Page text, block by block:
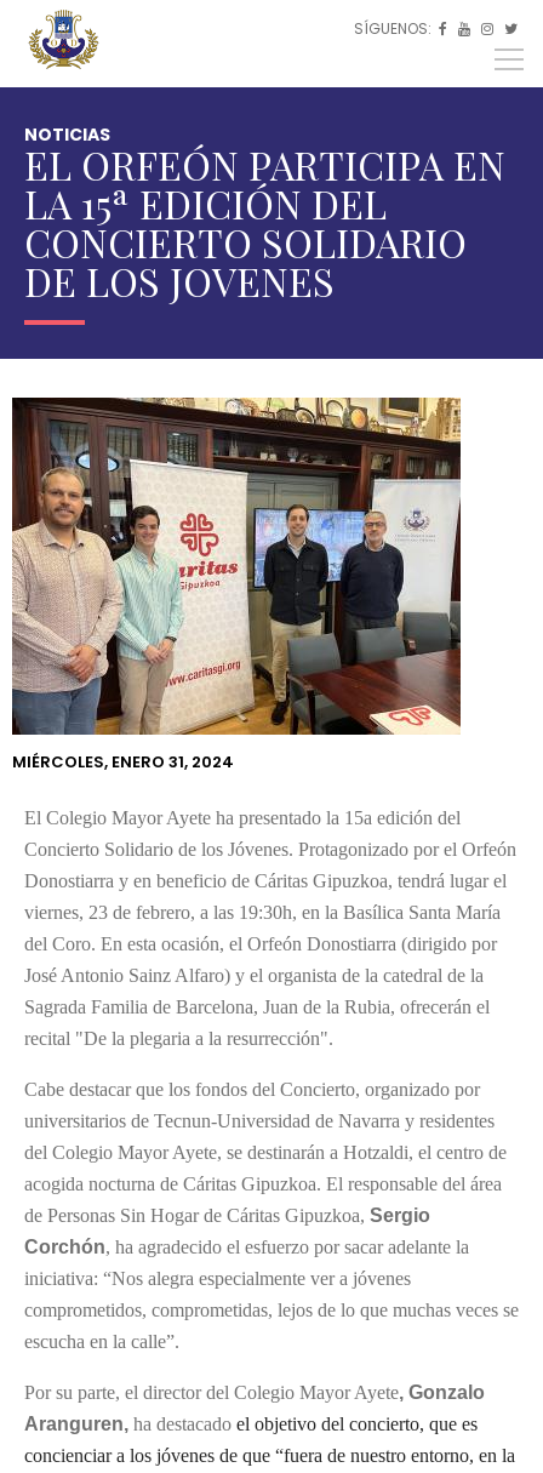
Pasar al contenido principal
SÍGUENOS:   
EU
EN
NOTICIAS
EL ORFEÓN PARTICIPA EN
LA 15ª EDICIÓN DEL
CONCIERTO SOLIDARIO
DE LOS JOVENES
está
aquí
INICIO
ACTUALIDAD
NOTICIAS
EL ORFEÓN
PARTICIPA
EN LA 15ª
EDICIÓN DEL
CONCIERTO
SOLIDARIO
DE LOS
JOVENES
MIÉRCOLES, ENERO 31, 2024
El Colegio Mayor Ayete ha presentado la 15a edición del
Concierto Solidario de los Jóvenes. Protagonizado por el Orfeón
Donostiarra y en beneficio de Cáritas Gipuzkoa, tendrá lugar el
viernes, 23 de febrero, a las 19:30h, en la Basílica Santa María
del Coro. En esta ocasión, el Orfeón Donostiarra (dirigido por
José Antonio Sainz Alfaro) y el organista de la catedral de la
Sagrada Familia de Barcelona, Juan de la Rubia, ofrecerán el
recital "De la plegaria a la resurrección".
Cabe destacar que los fondos del Concierto, organizado por
universitarios de Tecnun-Universidad de Navarra y residentes
del Colegio Mayor Ayete, se destinarán a Hotzaldi, el centro de
acogida nocturna de Cáritas Gipuzkoa. El responsable del área
de Personas Sin Hogar de Cáritas Gipuzkoa, Sergio
Corchón, ha agradecido el esfuerzo por sacar adelante la
iniciativa: “Nos alegra especialmente ver a jóvenes
comprometidos, comprometidas, lejos de lo que muchas veces se
escucha en la calle”.
Por su parte, el director del Colegio Mayor Ayete, Gonzalo
Aranguren, ha destacado el objetivo del concierto, que es
concienciar a los jóvenes de que “fuera de nuestro entorno, en la